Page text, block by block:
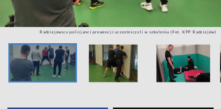
Radziejowscy policjanci prewencji uczestniczyli w szkoleniu (Fot. KPP Radziejów)